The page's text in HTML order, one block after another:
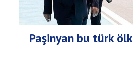
Paşinyan bu türk